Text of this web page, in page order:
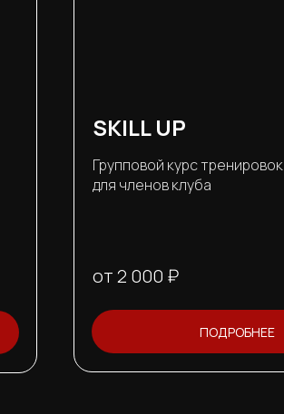
SKILL UP
Групповой курс тренировок
для членов клуба
от 2 000 ₽
ПОДРОБНЕЕ